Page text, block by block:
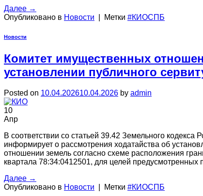
Далее →
Опубликовано в Новости Метки #КИОСПБ
Новости
Комитет имущественных
установлении публичного
Posted on 10.04.202610.04.2026 by admin
10
Апр
В соответствии со статьей 39.42 Земельного
информирует о рассмотрения ходатайства об
отношении земель согласно схеме расположения
квартала 78:34:0412501, для целей предусмотренных
Далее →
Опубликовано в Новости Метки #КИОСПБ